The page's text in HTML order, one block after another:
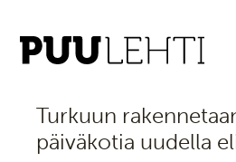
7.5.2025
Turkuun
päiväkotia uudella